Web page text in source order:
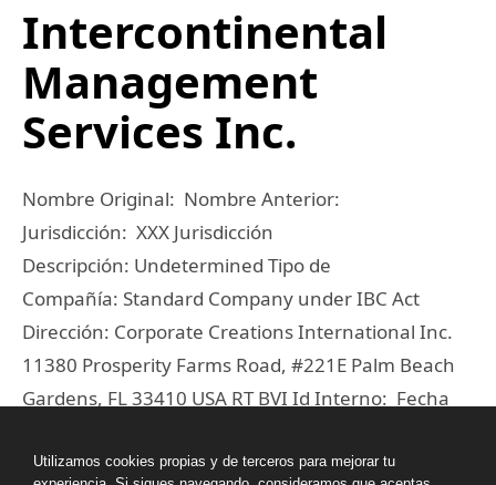
Intercontinental
Management
Services Inc.
Nombre Original: Nombre Anterior:
Jurisdicción: XXX Jurisdicción
Descripción: Undetermined Tipo de
Compañía: Standard Company under IBC Act
Dirección: Corporate Creations International Inc.
11380 Prosperity Farms Road, #221E Palm Beach
Gardens, FL 33410 USA RT BVI Id Interno: Fecha
Inactivación: Fecha de Borrado: Fecha Dorm: 01-
Utilizamos cookies propias y de terceros para mejorar tu